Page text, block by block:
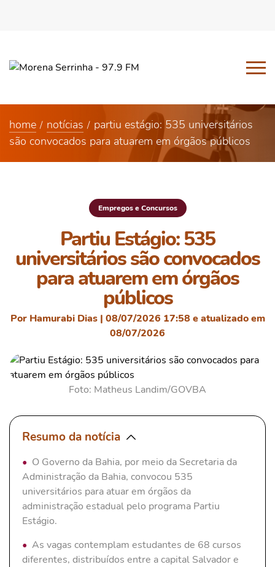
home notícias
partiu estágio: 535 universitários
são convocados para atuarem em órgãos públicos
Empregos e Concursos
Partiu Estágio: 535
universitários são convocados
para atuarem em órgãos
públicos
Por Hamurabi Dias | 08/07/2026 17:58 e atualizado em
08/07/2026
Foto: Matheus Landim/GOVBA
Resumo da notícia
O Governo da Bahia, por meio da Secretaria da
Administração da Bahia, convocou 535
universitários para atuar em órgãos da
administração estadual pelo programa Partiu
Estágio.
As vagas contemplam estudantes de 68 cursos
diferentes, distribuídos entre a capital Salvador e